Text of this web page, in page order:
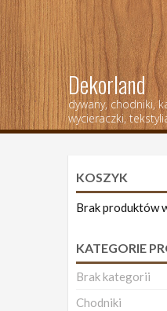
Dekorland
dywany, chodniki,
wycieraczki,
KOSZYK
Brak produktów
KATEGORIE
Brak kategorii
Chodniki